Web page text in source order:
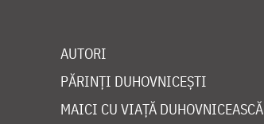
AUTORI
PĂRINȚI DUHOVNICEȘTI
MAICI CU VIAȚĂ DUHOVNICEASCĂ